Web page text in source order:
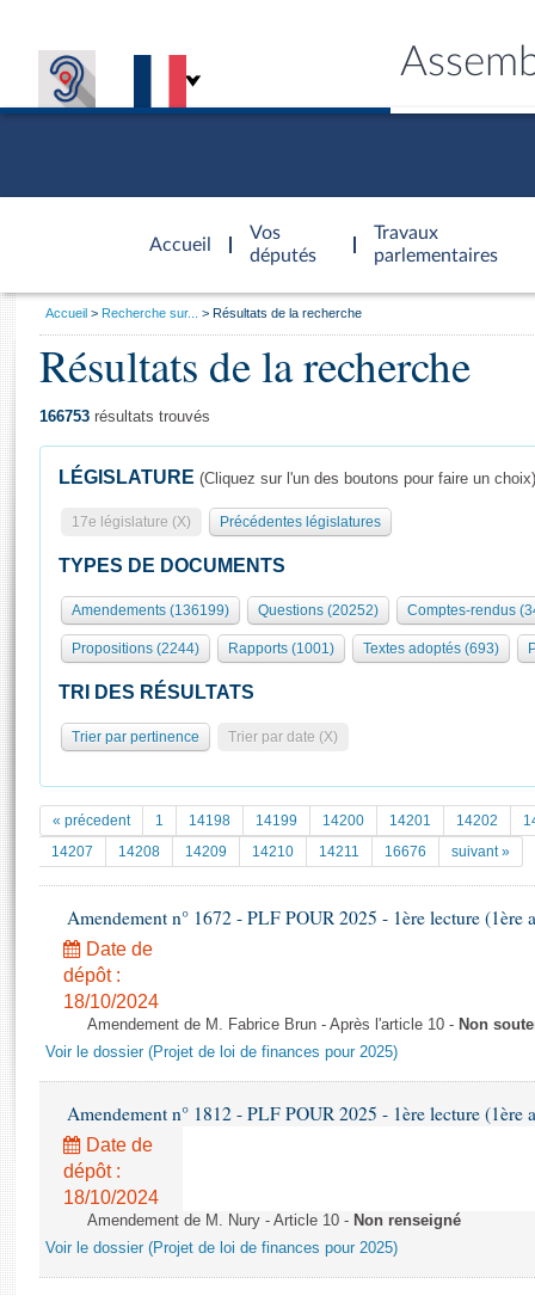
Accueil
d'accueil
Vos
députés
Travaux
parlementaires
Présidence
577 députés
Groupes politiques
Séance publique
Commissions et autres organes
Europe et International
Pétitions
Documents parlementaires
Projets de loi
Propositions de loi
Amendements
Textes adoptés
Rapports d'information
Rapports sur l'application des lois
Baromètre de l’application des lois
Budget et sécurité sociale
Général
Rôle et pouvoirs de l'Assemblée
Organisation de l'Assemblée
Présidence Conférence des Présidents Bureau Collège des
Statistiques et chiffres clés
Documents de référence
( Constitution | Règlement de l'Assemblée ... )
Histoire
Juniors
Anciennes législatures
Liens vers les sites publics
Visiter l'Assemblée
Visite virtuelle du palais Bourbon
Assister à une séance
La Bibliothèque
Les archives
Photos libres de droit
Vous
Accueil Recherche sur... Résultats de la recherche
Résultats de la recherche
166753 résultats trouvés
LÉGISLATURE (Cliquez sur l'un des boutons pour faire un choix)
17e législature (X) Précédentes législatures
TYPES DE DOCUMENTS
Amendements (136199) Questions (20252) Comptes-rendus
Propositions (2244) Rapports (1001) Textes adoptés (693)
TRI DES RÉSULTATS
Trier par pertinence Trier par date (X)
« précedent 1 14198 14199 14200 14201 14202
14207
14208 14209 14210 14211 16676 suivant »
Amendement n° 1672 - PLF POUR 2025 - 1ère lecture (1ère
Date de
dépôt :
18/10/2024
Amendement de M. Fabrice Brun - Après l'article 10 - Non
Voir le dossier (Projet de loi de finances pour 2025)
Amendement n° 1812 - PLF POUR 2025 - 1ère lecture (1ère
Date de
dépôt :
18/10/2024
Amendement de M. Nury - Article 10 - Non renseigné
Voir le dossier (Projet de loi de finances pour 2025)